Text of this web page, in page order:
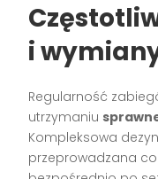
i
Regularność
utrzymaniu
Kompleksowa
przeprowadzana